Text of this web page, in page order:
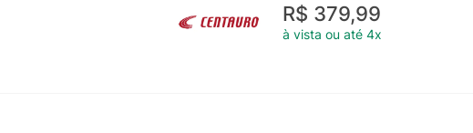
R$ 379,99
à vista ou até 4x